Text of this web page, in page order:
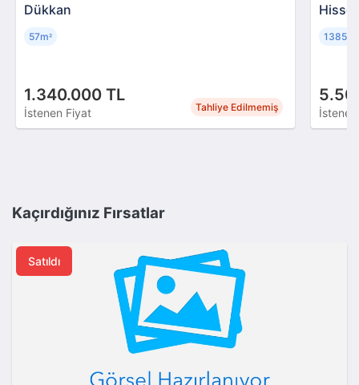
Dükkan
1.340.000 TL
İstenen Fiyat Tahliye Edilmemiş
57m²
Kaçırdığınız Fırsatlar
Satıldı